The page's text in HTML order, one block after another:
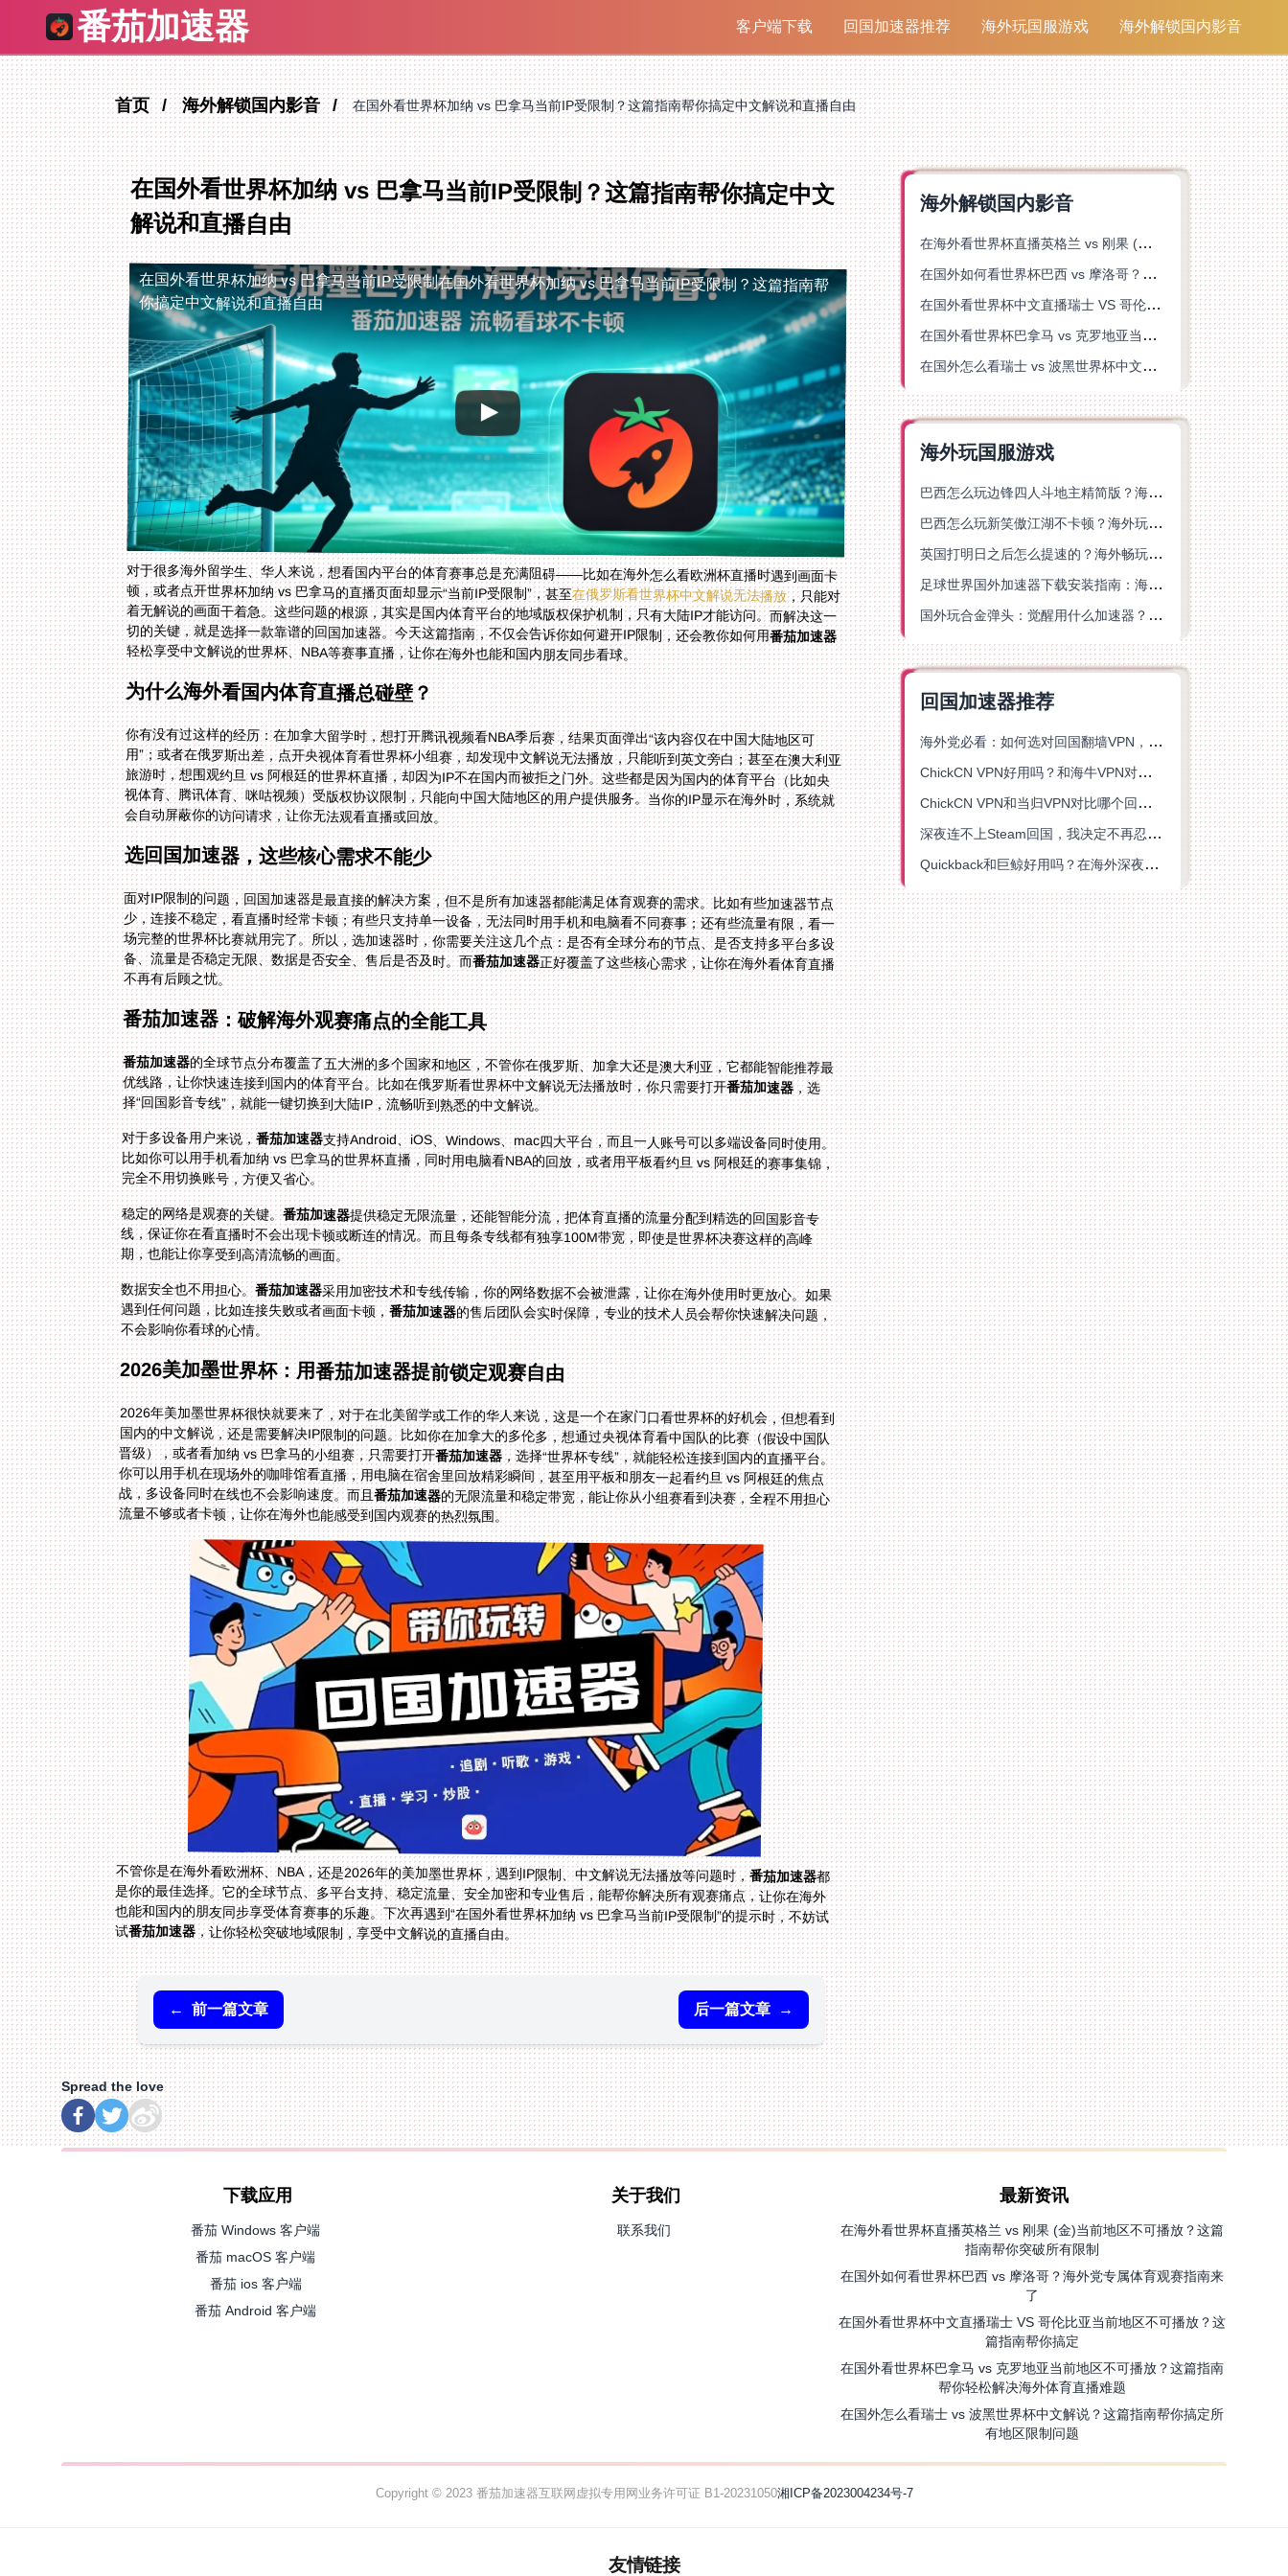
番茄加速器 客户端下载 回国加速器推荐 海外玩国服游戏 海外解锁国内影音
首页 海外解锁国内影音 在国外看世界杯加纳 vs 巴拿马当前IP受限制？这篇指南帮你搞定中文解说和直播自由
在国外看世界杯加纳 vs 巴拿马当前IP受限制？这篇指南帮你搞定中文
解说和直播自由
在国外看世界杯加纳 vs 巴拿马当前IP受限制在国外看世界杯加纳 vs 巴拿马当前IP受限制？这篇指南帮
你搞定中文解说和直播自由
对于很多海外留学生、华人来说，想看国内平台的体育赛事总是充满阻碍——比如在海外怎么看欧洲杯直播时遇到画面卡
顿，或者点开世界杯加纳 vs 巴拿马的直播页面却显示“当前IP受限制”，甚至在俄罗斯看世界杯中文解说无法播放，只能对
着无解说的画面干着急。这些问题的根源，其实是国内体育平台的地域版权保护机制，只有大陆IP才能访问。而解决这一
切的关键，就是选择一款靠谱的回国加速器。今天这篇指南，不仅会告诉你如何避开IP限制，还会教你如何用番茄加速器
轻松享受中文解说的世界杯、NBA等赛事直播，让你在海外也能和国内朋友同步看球。
为什么海外看国内体育直播总碰壁？
你有没有过这样的经历：在加拿大留学时，想打开腾讯视频看NBA季后赛，结果页面弹出“该内容仅在中国大陆地区可
用”；或者在俄罗斯出差，点开央视体育看世界杯小组赛，却发现中文解说无法播放，只能听到英文旁白；甚至在澳大利亚
旅游时，想围观约旦 vs 阿根廷的世界杯直播，却因为IP不在国内而被拒之门外。这些都是因为国内的体育平台（比如央
视体育、腾讯体育、咪咕视频）受版权协议限制，只能向中国大陆地区的用户提供服务。当你的IP显示在海外时，系统就
会自动屏蔽你的访问请求，让你无法观看直播或回放。
选回国加速器，这些核心需求不能少
面对IP限制的问题，回国加速器是最直接的解决方案，但不是所有加速器都能满足体育观赛的需求。比如有些加速器节点
少，连接不稳定，看直播时经常卡顿；有些只支持单一设备，无法同时用手机和电脑看不同赛事；还有些流量有限，看一
场完整的世界杯比赛就用完了。所以，选加速器时，你需要关注这几个点：是否有全球分布的节点、是否支持多平台多设
备、流量是否稳定无限、数据是否安全、售后是否及时。而番茄加速器正好覆盖了这些核心需求，让你在海外看体育直播
不再有后顾之忧。
番茄加速器：破解海外观赛痛点的全能工具
番茄加速器的全球节点分布覆盖了五大洲的多个国家和地区，不管你在俄罗斯、加拿大还是澳大利亚，它都能智能推荐最
优线路，让你快速连接到国内的体育平台。比如在俄罗斯看世界杯中文解说无法播放时，你只需要打开番茄加速器，选
择“回国影音专线”，就能一键切换到大陆IP，流畅听到熟悉的中文解说。
对于多设备用户来说，番茄加速器支持Android、iOS、Windows、mac四大平台，而且一人账号可以多端设备同时使用。
比如你可以用手机看加纳 vs 巴拿马的世界杯直播，同时用电脑看NBA的回放，或者用平板看约旦 vs 阿根廷的赛事集锦，
完全不用切换账号，方便又省心。
稳定的网络是观赛的关键。番茄加速器提供稳定无限流量，还能智能分流，把体育直播的流量分配到精选的回国影音专
线，保证你在看直播时不会出现卡顿或断连的情况。而且每条专线都有独享100M带宽，即使是世界杯决赛这样的高峰
期，也能让你享受到高清流畅的画面。
数据安全也不用担心。番茄加速器采用加密技术和专线传输，你的网络数据不会被泄露，让你在海外使用时更放心。如果
遇到任何问题，比如连接失败或者画面卡顿，番茄加速器的售后团队会实时保障，专业的技术人员会帮你快速解决问题，
不会影响你看球的心情。
2026美加墨世界杯：用番茄加速器提前锁定观赛自由
2026年美加墨世界杯很快就要来了，对于在北美留学或工作的华人来说，这是一个在家门口看世界杯的好机会，但想看到
国内的中文解说，还是需要解决IP限制的问题。比如你在加拿大的多伦多，想通过央视体育看中国队的比赛（假设中国队
晋级），或者看加纳 vs 巴拿马的小组赛，只需要打开番茄加速器，选择“世界杯专线”，就能轻松连接到国内的直播平台。
你可以用手机在现场外的咖啡馆看直播，用电脑在宿舍里回放精彩瞬间，甚至用平板和朋友一起看约旦 vs 阿根廷的焦点
战，多设备同时在线也不会影响速度。而且番茄加速器的无限流量和稳定带宽，能让你从小组赛看到决赛，全程不用担心
流量不够或者卡顿，让你在海外也能感受到国内观赛的热烈氛围。
不管你是在海外看欧洲杯、NBA，还是2026年的美加墨世界杯，遇到IP限制、中文解说无法播放等问题时，番茄加速器都
是你的最佳选择。它的全球节点、多平台支持、稳定流量、安全加密和专业售后，能帮你解决所有观赛痛点，让你在海外
也能和国内的朋友同步享受体育赛事的乐趣。下次再遇到“在国外看世界杯加纳 vs 巴拿马当前IP受限制”的提示时，不妨试
试番茄加速器，让你轻松突破地域限制，享受中文解说的直播自由。
← 前一篇文章 后一篇文章 →
海外解锁国内影音
在海外看世界杯直播英格兰 vs 刚果 (金)当前地区不可播放？这篇指南帮你突破所有限制
在国外如何看世界杯巴西 vs 摩洛哥？海外党专属体育观赛指南来了
在国外看世界杯中文直播瑞士 VS 哥伦比亚当前地区不可播放？这篇指南帮你搞定
在国外看世界杯巴拿马 vs 克罗地亚当前地区不可播放？这篇指南帮你轻松解决海外体育直播难题
在国外怎么看瑞士 vs 波黑世界杯中文解说？这篇指南帮你搞定所有地区限制问题
海外玩国服游戏
巴西怎么玩边锋四人斗地主精简版？海外游戏党的加速器终极选择
巴西怎么玩新笑傲江湖不卡顿？海外玩家国服游戏加速终极指南（附猫和老鼠一梦江湖实测）
英国打明日之后怎么提速的？海外畅玩国服游戏终极指南
足球世界国外加速器下载安装指南：海外党畅玩国服游戏的终极解决方案
国外玩合金弹头：觉醒用什么加速器？一份写给海外游子的畅玩指南
回国加速器推荐
海外党必看：如何选对回国翻墙VPN，无缝解锁国内资源？
ChickCN VPN好用吗？和海牛VPN对比哪个回国效果更好？
ChickCN VPN和当归VPN对比哪个回国效果更好？海外党亲测后选了它
深夜连不上Steam回国，我决定不再忍受这数字鸿沟
Quickback和巨鲸好用吗？在海外深夜想刷B站、追爱奇艺的你，或许正需要这份答案
Spread the love
下载应用
番茄 Windows 客户端
番茄 macOS 客户端
番茄 ios 客户端
番茄 Android 客户端
关于我们
联系我们
最新资讯
在海外看世界杯直播英格兰 vs 刚果 (金)当前地区不可播放？这篇
指南帮你突破所有限制
在国外如何看世界杯巴西 vs 摩洛哥？海外党专属体育观赛指南来
了
在国外看世界杯中文直播瑞士 VS 哥伦比亚当前地区不可播放？这
篇指南帮你搞定
在国外看世界杯巴拿马 vs 克罗地亚当前地区不可播放？这篇指南
帮你轻松解决海外体育直播难题
在国外怎么看瑞士 vs 波黑世界杯中文解说？这篇指南帮你搞定所
有地区限制问题
Copyright © 2023 番茄加速器互联网虚拟专用网业务许可证 B1-20231050湘ICP备2023004234号-7
友情链接